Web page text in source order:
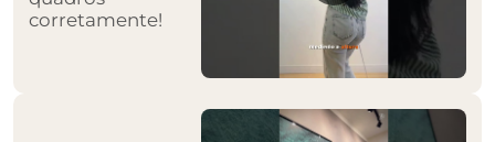
corretamente!